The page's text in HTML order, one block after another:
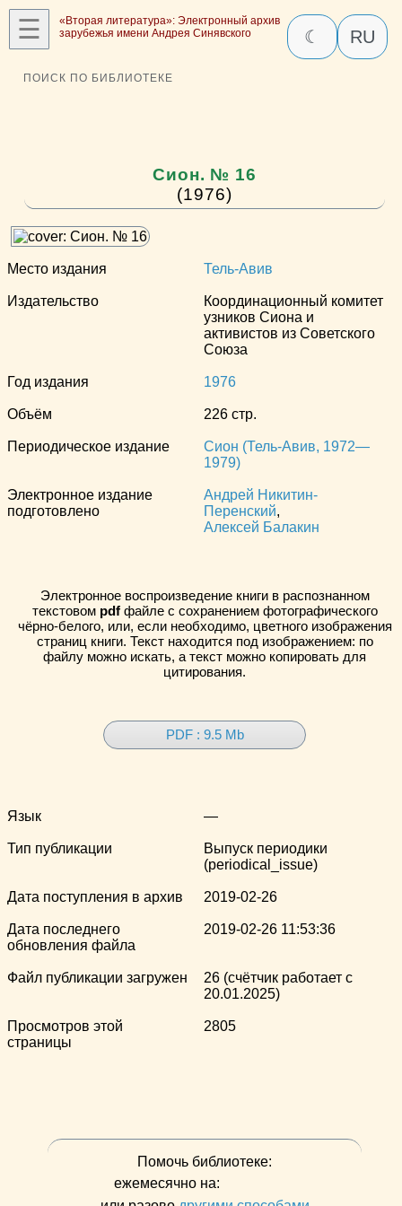
☰
«Вторая литература»: Электронный архив
зарубежья имени Андрея Синявского
☾ RU
ПОИСК ПО БИБЛИОТЕКЕ
Сион. № 16
(1976)
Место издания Тель-Авив
Издательство
Координационный комитет
узников Сиона и
активистов из Советского
Союза
Год издания 1976
Объём 226 стр.
Периодическое издание
Сион (Тель-Авив, 1972—
1979)
Электронное издание
подготовлено
Андрей Никитин-
Перенский,
Алексей Балакин
Электронное воспроизведение книги в распознанном
текстовом pdfфайле с сохранением фотографического
чёрно-белого, или, если необходимо, цветного изображения
страниц книги. Текст находится под изображением: по
файлу можно искать, а текст можно копировать для
цитирования.
PDF : 9.5 Mb
Язык —
Тип публикации
Выпуск периодики
(periodical_issue)
Дата поступления в архив 2019-02-26
Дата последнего
обновления файла
2019-02-26 11:53:36
Файл публикации загружен
26 (счётчик работает с
20.01.2025)
Просмотров этой
страницы
2805
Помочь библиотеке:
ежемесячно на: